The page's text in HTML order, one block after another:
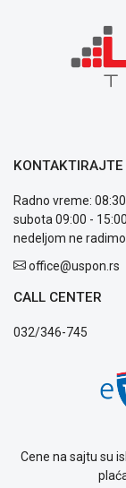
KONTAKTIRAJTE
Radno vreme:
subota 09:00 -
nedeljom ne radimo
office@uspon.rs
CALL CENTER
032/346-745
Cene na sajtu su